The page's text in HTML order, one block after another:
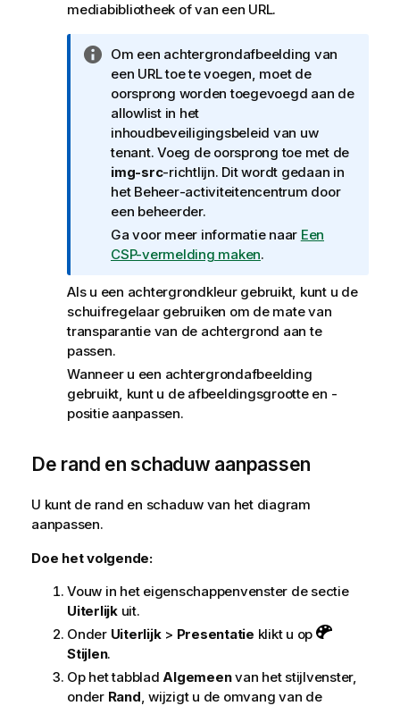
mediabibliotheek of van een URL.
I
n
f
o
r
m
a
t
i
e
Om een achtergrondafbeelding van
een URL toe te voegen, moet de
oorsprong worden toegevoegd aan de
allowlist in het
inhoudbeveiligingsbeleid van uw
tenant. Voeg de oorsprong toe met de
img-src-richtlijn. Dit wordt gedaan in
het Beheer-activiteitencentrum door
een beheerder.
Ga voor meer informatie naar Een
CSP-vermelding maken.
Als u een achtergrondkleur gebruikt, kunt u de
schuifregelaar gebruiken om de mate van
transparantie van de achtergrond aan te
passen.
Wanneer u een achtergrondafbeelding
gebruikt, kunt u de afbeeldingsgrootte en -
positie aanpassen.
De rand en schaduw aanpassen
U kunt de rand en schaduw van het diagram
aanpassen.
Doe het volgende:
Vouw in het eigenschappenvenster de sectie
Uiterlijkuit.
Onder Uiterlijk> Presentatie klikt u op
Stijlen.
Op het tabbladAlgemeenvan het stijlvenster,
onder Rand, wijzigt u de omvang van de